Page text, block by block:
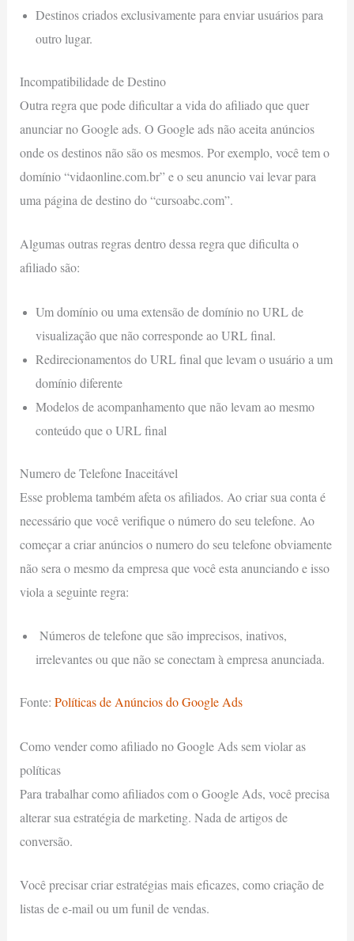
Destinos criados exclusivamente para enviar usuários para
outro lugar.
Incompatibilidade de Destino
Outra regra que pode dificultar a vida do afiliado que quer
anunciar no Google ads. O Google ads não aceita anúncios
onde os destinos não são os mesmos. Por exemplo, você tem o
domínio “vidaonline.com.br” e o seu anuncio vai levar para
uma página de destino do “cursoabc.com”.
Algumas outras regras dentro dessa regra que dificulta o
afiliado são:
Um domínio ou uma extensão de domínio no URL de
visualização que não corresponde ao URL final.
Redirecionamentos do URL final que levam o usuário a um
domínio diferente
Modelos de acompanhamento que não levam ao mesmo
conteúdo que o URL final
Numero de Telefone Inaceitável
Esse problema também afeta os afiliados. Ao criar sua conta é
necessário que você verifique o número do seu telefone. Ao
começar a criar anúncios o numero do seu telefone obviamente
não sera o mesmo da empresa que você esta anunciando e isso
viola a seguinte regra:
Números de telefone que são imprecisos, inativos,
irrelevantes ou que não se conectam à empresa anunciada.
Fonte: Políticas de Anúncios do Google Ads
Como vender como afiliado no Google Ads sem violar as
políticas
Para trabalhar como afiliados com o Google Ads, você precisa
alterar sua estratégia de marketing. Nada de artigos de
conversão.
Você precisar criar estratégias mais eficazes, como criação de
listas de e-mail ou um funil de vendas.